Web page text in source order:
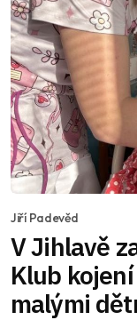
Jiří Padevěd
V Jihlavě
Klub
malými